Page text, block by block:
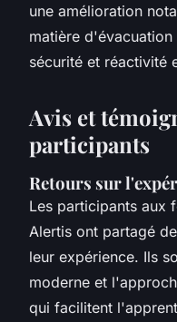
une amélioration
matière
sécurité et réactivité
Avis et
participants
Retours sur
Les participants aux
Alertis ont partagé
leur expérience. Ils
moderne et
qui facilitent